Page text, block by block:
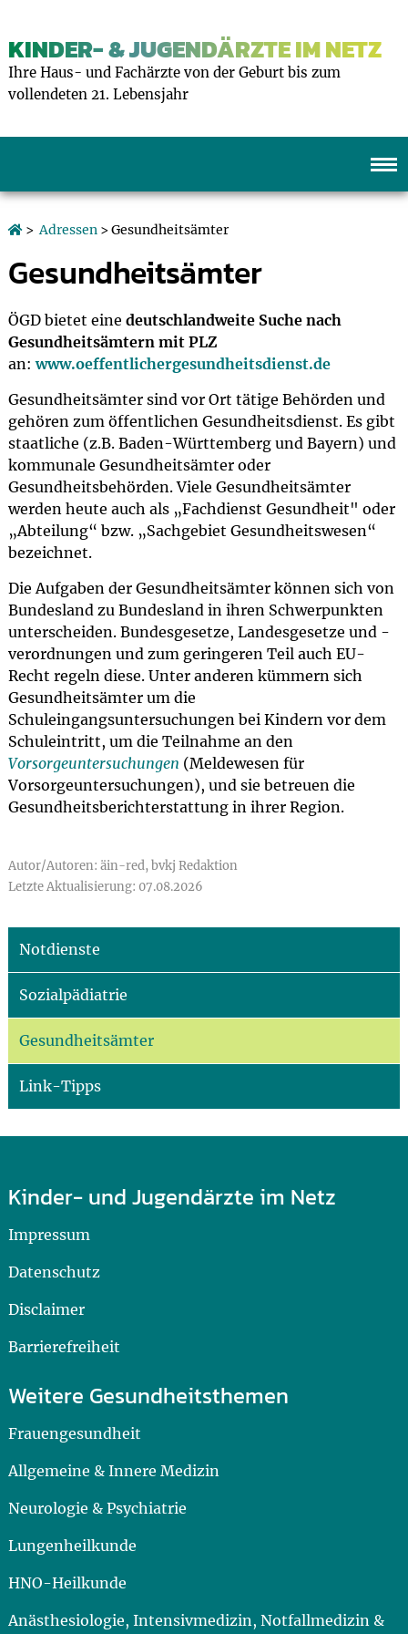
KINDER- & JUGENDÄRZTE IM NETZ
Ihre Haus- und Fachärzte von der Geburt bis zum
vollendeten 21. Lebensjahr
>Adressen> Gesundheitsämter
Gesundheitsämter
ÖGD bietet eine deutschlandweite Suche nach
Gesundheitsämtern mit PLZ
an:www.oeffentlichergesundheitsdienst.de
Gesundheitsämter sind vor Ort tätige Behörden und
gehören zum öffentlichen Gesundheitsdienst. Es gibt
staatliche (z.B. Baden-Württemberg und Bayern) und
kommunale Gesundheitsämter oder
Gesundheitsbehörden. Viele Gesundheitsämter
werden heute auch als „Fachdienst Gesundheit" oder
„Abteilung“ bzw. „Sachgebiet Gesundheitswesen“
bezeichnet.
Die Aufgaben der Gesundheitsämter können sich von
Bundesland zu Bundesland in ihren Schwerpunkten
unterscheiden. Bundesgesetze, Landesgesetze und -
verordnungen und zum geringeren Teil auch EU-
Recht regeln diese. Unter anderen kümmern sich
Gesundheitsämter um die
Schuleingangsuntersuchungen bei Kindern vor dem
Schuleintritt, um die Teilnahme an den
Vorsorgeuntersuchungen (Meldewesen für
Vorsorgeuntersuchungen), und sie betreuen die
Gesundheitsberichterstattung in ihrer Region.
Autor/Autoren: äin-red, bvkj Redaktion
Letzte Aktualisierung: 07.08.2026
Notdienste
Sozialpädiatrie
Gesundheitsämter
Link-Tipps
Kinder- und Jugendärzte im Netz
Impressum
Datenschutz
Disclaimer
Barrierefreiheit
Weitere Gesundheitsthemen
Frauengesundheit
Allgemeine & Innere Medizin
Neurologie & Psychiatrie
Lungenheilkunde
HNO-Heilkunde
Anästhesiologie, Intensivmedizin, Notfallmedizin &